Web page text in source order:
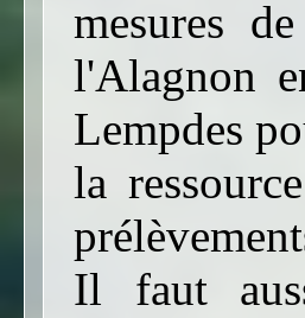
mesures
l'Alagnon
Lempdes
la
Il faut